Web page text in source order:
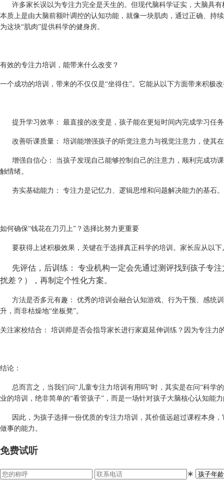
许多家长误以为专注力完全是天生的。但现代脑科学证实，大脑具有
本质上是由大脑前额叶调控的认知功能，就像一块肌肉，通过正确、持
为这块“肌肉”提供科学的健身房。
有效的专注力培训，能带来什么改变？
一个成功的培训，带来的不仅仅是“坐得住”。它能从以下方面带来积极
提升学习效率： 最直接的改变是，孩子能在更短时间内完成学习任
改善听课质量： 培训能增强孩子的听觉注意力与视觉注意力，使其
增强自信心：
当孩子发现自己能够控制自己的注意力，顺利完成功
触情绪。
夯实基础能力： 专注力是记忆力、逻辑思维和问题解决能力的基石
如何确保“钱花在刀刃上”？选择比努力更重要
要获得上述积极效果，关键在于选择真正科学的培训。家长应从以下
先评估，后训练：
专业机构一定会先通过测评找到孩子专
扰差？），再制定个性化方案。
方法是否多元有趣：
优秀的培训会融合认知游戏、行为干预、感统
升，而非枯燥地“坐板凳”。
关注家校结合： 培训师是否会指导家长进行家庭延伸训练？因为专注力
结论：
总而言之，当我们问“儿童专注力培训有用吗”时，其实是在问“科学
业的培训，绝非简单的“看管孩子”，而是一场针对孩子大脑核心认知能
因此，为孩子选择一份优质的专注力培训，其价值远超过课程本身
做事的能力。
免费试听
∗